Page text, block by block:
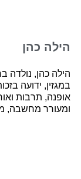
הילה כהן
במגזין, ידועה
אופנה, תרבות
ומעורר מחשבה,